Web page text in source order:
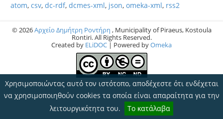
Χρησιμοποιώντας αυτό τον ιστότοπο, αποδέχεστε ότι ενδέχεται
να χρησιμοποιηθούν cookies τα οποία είναι απαραίτητα για την
λειτουργικότητα του.
Το κατάλαβα
atom, csv, dc-rdf, dcmes-xml, json, omeka-xml, rss2
© 2026Αρχείο Δημήτρη Ροντήρη , Municipality of Piraeus, Kostoula
Rontiri. All Rights Reserved.
Created by ELiDOC | Powered byOmeka